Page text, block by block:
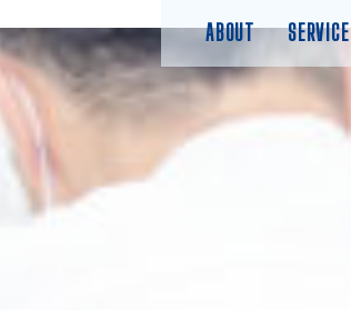
ABOUT SERVICE